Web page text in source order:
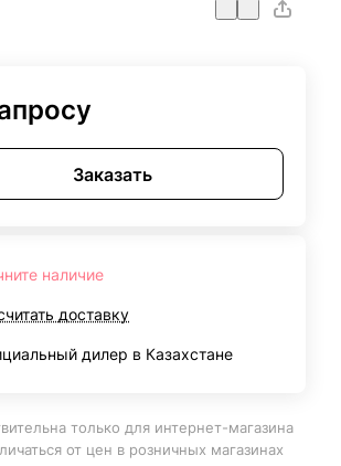
Заказать
наличие
доставку
дилер в Казахстане
только для интернет-магазина
от цен в розничных магазинах